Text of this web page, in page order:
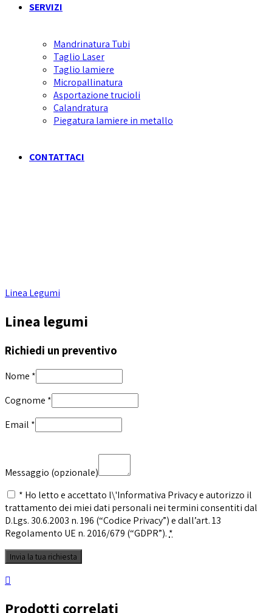
SERVIZI
Mandrinatura Tubi
Taglio Laser
Taglio lamiere
Micropallinatura
Asportazione trucioli
Calandratura
Piegatura lamiere in metallo
CONTATTACI
Linea Legumi
Linea legumi
Richiedi un preventivo
Nome *
Cognome *
Email *
Messaggio (opzionale)
* Ho letto e accettato l\'Informativa Privacy e autorizzo il
trattamento dei miei dati personali nei termini consentiti dal
D.Lgs. 30.6.2003 n. 196 (“Codice Privacy”) e dall’art. 13
Regolamento UE n. 2016/679 (“GDPR”). *
Prodotti correlati